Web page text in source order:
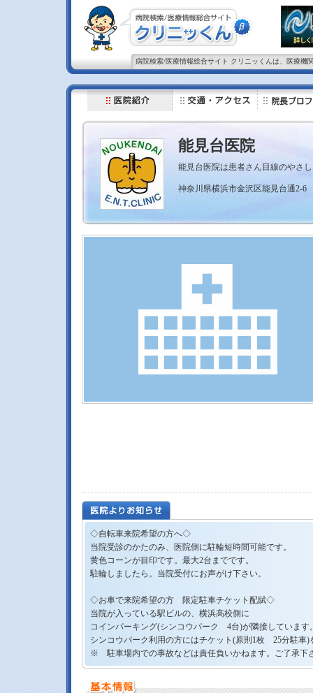
病院検索/医療情報総合サイト クリニッくんは、医療機
能見台医院
能見台医院は患者さん目線のやさ
神奈川県横浜市金沢区能見台通2-6
◇自転車来院希望の方へ◇
当院受診のかたのみ、医院側に駐輪短時間可能です。
黄色コーンが目印です。最大2台までです。
駐輪しましたら。当院受付にお声がけ下さい。
◇お車で来院希望の方 限定駐車チケット配賦◇
当院が入っている駅ビルの、横浜高校側に
コインパーキング(シンコウパーク 4台)が隣接しています
シンコウパーク利用の方にはチケット(原則1枚 25分駐車
※ 駐車場内での事故などは責任負いかねます。ご了承下